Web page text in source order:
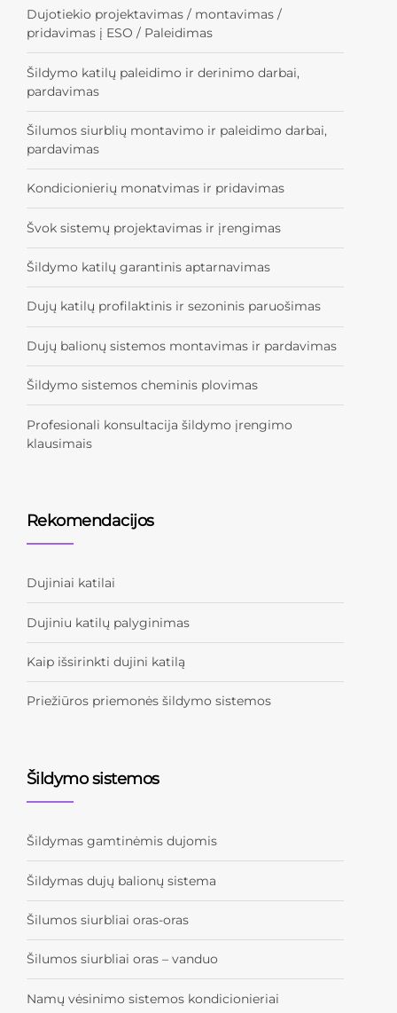
Dujotiekio projektavimas / montavimas /
pridavimas į ESO / Paleidimas
Šildymo katilų paleidimo ir derinimo darbai,
pardavimas
Šilumos siurblių montavimo ir paleidimo darbai,
pardavimas
Kondicionierių monatvimas ir pridavimas
Švok sistemų projektavimas ir įrengimas
Šildymo katilų garantinis aptarnavimas
Dujų katilų profilaktinis ir sezoninis paruošimas
Dujų balionų sistemos montavimas ir pardavimas
Šildymo sistemos cheminis plovimas
Profesionali konsultacija šildymo įrengimo
klausimais
Rekomendacijos
Dujiniai katilai
Dujiniu katilų palyginimas
Kaip išsirinkti dujini katilą
Priežiūros priemonės šildymo sistemos
Šildymo sistemos
Šildymas gamtinėmis dujomis
Šildymas dujų balionų sistema
Šilumos siurbliai oras-oras
Šilumos siurbliai oras – vanduo
Namų vėsinimo sistemos kondicionieriai